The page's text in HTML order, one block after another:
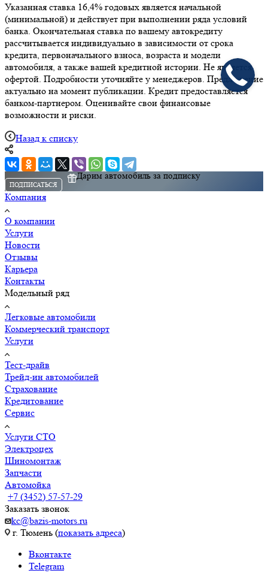
Указанная ставка 16,4% годовых является начальной
(минимальной) и действует при выполнении ряда условий
банка. Окончательная ставка по вашему автокредиту
рассчитывается индивидуально в зависимости от срока
кредита, первоначального взноса, возраста и модели
автомобиля, а также вашей кредитной истории. Не является
офертой. Подробности уточняйте у менеджеров. Предложение
актуально на момент публикации. Кредит предоставляется
банком-партнером. Оценивайте свои финансовые
возможности и риски.
Назад к списку
Дарим автомобиль за подписку
ПОДПИСАТЬСЯ
Компания
О компании
Услуги
Новости
Отзывы
Карьера
Контакты
Модельный ряд
Легковые автомобили
Коммерческий транспорт
Услуги
Тест-драйв
Трейд-ин автомобилей
Страхование
Кредитование
Сервис
Услуги СТО
Электроцех
Шиномонтаж
Запчасти
Автомойка
+7 (3452) 57-57-29
Заказать звонок
kc@bazis-motors.ru
г. Тюмень (показать адреса)
Вконтакте
Telegram